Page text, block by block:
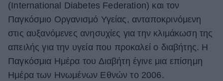
Green
Αφιερώματα
ΒΟΞ
(International Diabetes Federation) και τον
Παγκόσμιο Οργανισμό Υγείας, ανταποκρινόμενη
στις αυξανόμενες ανησυχίες για την κλιμάκωση της
απειλής για την υγεία που προκαλεί ο διαβήτης. Η
Παγκόσμια Ημέρα του Διαβήτη έγινε μια επίσημη
Ημέρα των Ηνωμένων Εθνών το 2006.